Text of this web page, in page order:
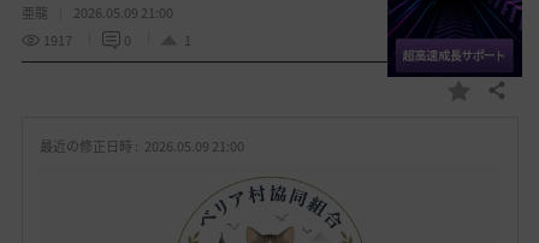
亜龍
2026.05.09 21:00
1917
0 1
お 共有する
最近の修正日時 : 2026.05.09 21:00